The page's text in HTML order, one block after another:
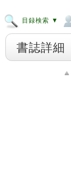
目録検索 ▼
書誌詳細